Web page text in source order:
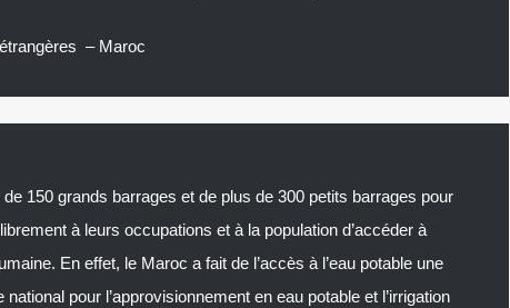
– Maroc
150 grands barrages et de plus de 300 petits barrages pour
à leurs occupations et à la population d’accéder à
En effet, le Maroc a fait de l’accès à l’eau potable une
pour l’approvisionnement en eau potable et l’irrigation